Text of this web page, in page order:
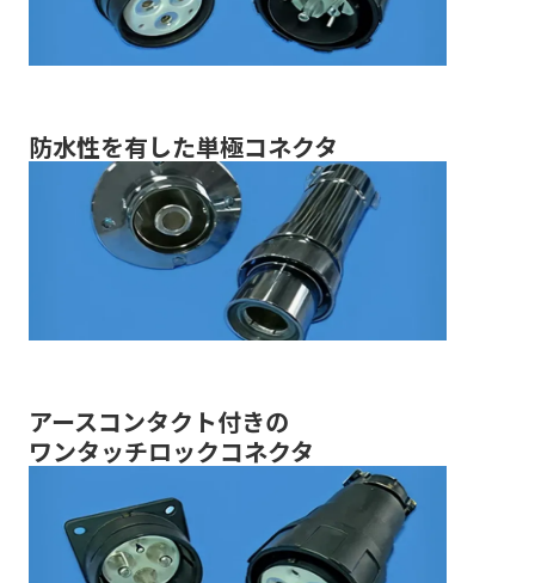
防水性を有した単極コネクタ
アースコンタクト付きの
ワンタッチロックコネクタ